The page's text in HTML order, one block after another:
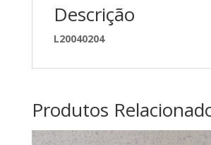
Descrição
L20040204
Produtos